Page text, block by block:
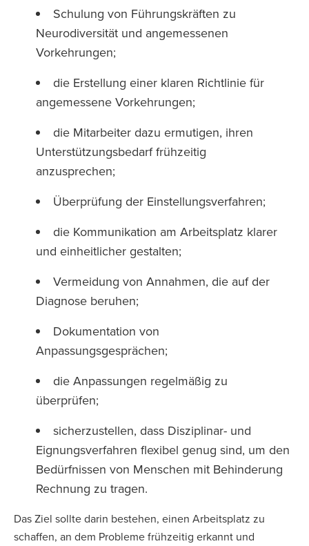
Schulung von Führungskräften zu
Neurodiversität und angemessenen
Vorkehrungen;
die Erstellung einer klaren Richtlinie für
angemessene Vorkehrungen;
die Mitarbeiter dazu ermutigen, ihren
Unterstützungsbedarf frühzeitig
anzusprechen;
Überprüfung der Einstellungsverfahren;
die Kommunikation am Arbeitsplatz klarer
und einheitlicher gestalten;
Vermeidung von Annahmen, die auf der
Diagnose beruhen;
Dokumentation von
Anpassungsgesprächen;
die Anpassungen regelmäßig zu
überprüfen;
sicherzustellen, dass Disziplinar- und
Eignungsverfahren flexibel genug sind, um den
Bedürfnissen von Menschen mit Behinderung
Rechnung zu tragen.
Das Ziel sollte darin bestehen, einen Arbeitsplatz zu
schaffen, an dem Probleme frühzeitig erkannt und